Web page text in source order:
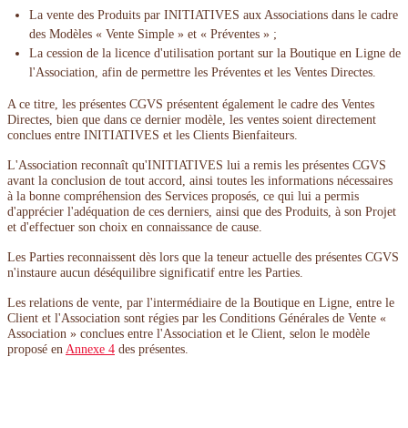
La vente des Produits par INITIATIVES aux Associations dans le cadre
des Modèles « Vente Simple » et « Préventes » ;
La cession de la licence d'utilisation portant sur la Boutique en Ligne de
l'Association, afin de permettre les Préventes et les Ventes Directes.
A ce titre, les présentes CGVS présentent également le cadre des Ventes
Directes, bien que dans ce dernier modèle, les ventes soient directement
conclues entre INITIATIVES et les Clients Bienfaiteurs.
L'Association reconnaît qu'INITIATIVES lui a remis les présentes CGVS
avant la conclusion de tout accord, ainsi toutes les informations nécessaires
à la bonne compréhension des Services proposés, ce qui lui a permis
d'apprécier l'adéquation de ces derniers, ainsi que des Produits, à son Projet
et d'effectuer son choix en connaissance de cause.
Les Parties reconnaissent dès lors que la teneur actuelle des présentes CGVS
n'instaure aucun déséquilibre significatif entre les Parties.
Les relations de vente, par l'intermédiaire de la Boutique en Ligne, entre le
Client et l'Association sont régies par les Conditions Générales de Vente «
Association » conclues entre l'Association et le Client, selon le modèle
proposé en Annexe 4 des présentes.